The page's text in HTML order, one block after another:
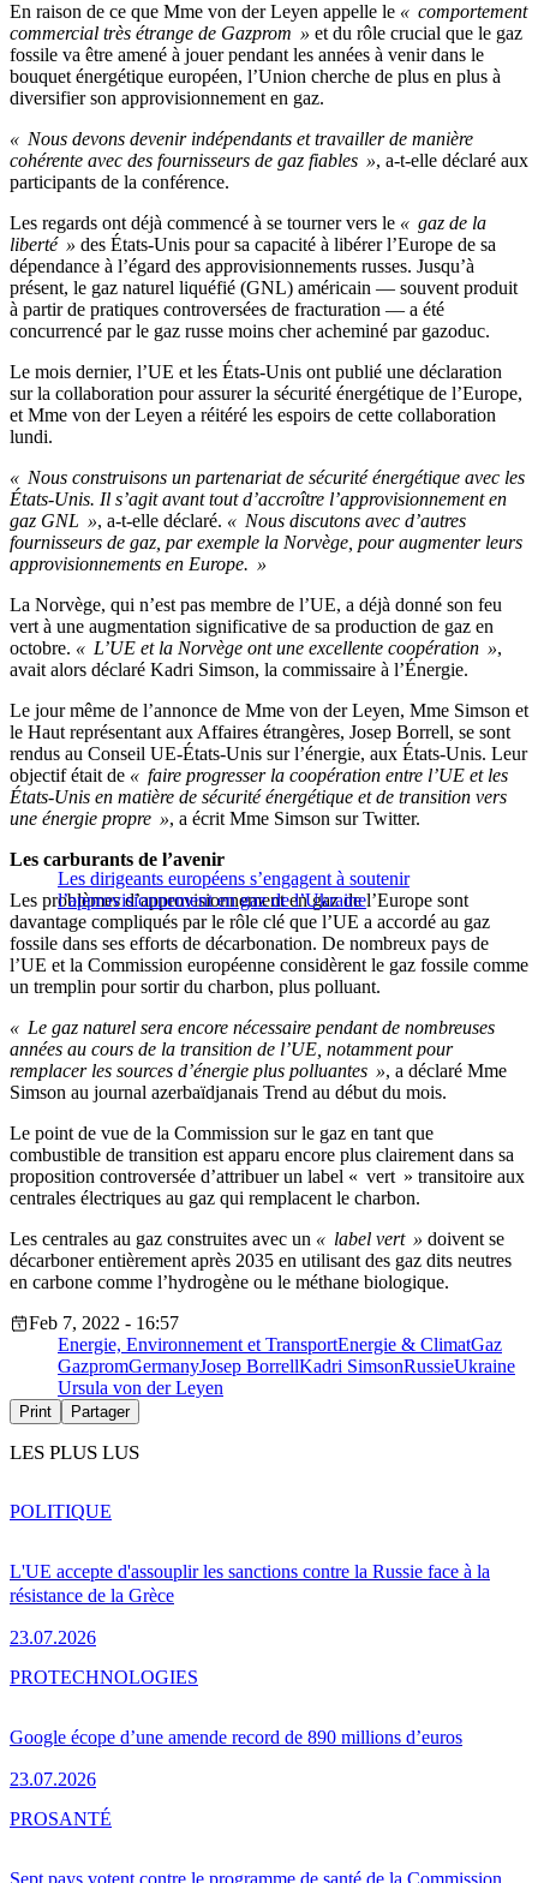
En raison de ce que Mme von der Leyen appelle le « comportement
commercial très étrange de Gazprom » et du rôle crucial que le gaz
fossile va être amené à jouer pendant les années à venir dans le
bouquet énergétique européen, l’Union cherche de plus en plus à
diversifier son approvisionnement en gaz.
« Nous devons devenir indépendants et travailler de manière
cohérente avec des fournisseurs de gaz fiables », a-t-elle déclaré aux
participants de la conférence.
Les regards ont déjà commencé à se tourner vers le « gaz de la
liberté » des États-Unis pour sa capacité à libérer l’Europe de sa
dépendance à l’égard des approvisionnements russes. Jusqu’à
présent, le gaz naturel liquéfié (GNL) américain — souvent produit
à partir de pratiques controversées de fracturation — a été
concurrencé par le gaz russe moins cher acheminé par gazoduc.
Le mois dernier, l’UE et les États-Unis ont publié une déclaration
sur la collaboration pour assurer la sécurité énergétique de l’Europe,
et Mme von der Leyen a réitéré les espoirs de cette collaboration
lundi.
« Nous construisons un partenariat de sécurité énergétique avec les
États-Unis. Il s’agit avant tout d’accroître l’approvisionnement en
gaz GNL », a-t-elle déclaré. « Nous discutons avec d’autres
fournisseurs de gaz, par exemple la Norvège, pour augmenter leurs
approvisionnements en Europe. »
La Norvège, qui n’est pas membre de l’UE, a déjà donné son feu
vert à une augmentation significative de sa production de gaz en
octobre. « L’UE et la Norvège ont une excellente coopération »,
avait alors déclaré Kadri Simson, la commissaire à l’Énergie.
Le jour même de l’annonce de Mme von der Leyen, Mme Simson et
le Haut représentant aux Affaires étrangères, Josep Borrell, se sont
rendus au Conseil UE-États-Unis sur l’énergie, aux États-Unis. Leur
objectif était de « faire progresser la coopération entre l’UE et les
États-Unis en matière de sécurité énergétique et de transition vers
une énergie propre », a écrit Mme Simson sur Twitter.
Les dirigeants européens s’engagent à soutenir
l’approvisionnement en gaz de l’Ukraine
Les carburants de l’avenir
Les problèmes d’approvisionnement en gaz de l’Europe sont
davantage compliqués par le rôle clé que l’UE a accordé au gaz
fossile dans ses efforts de décarbonation. De nombreux pays de
l’UE et la Commission européenne considèrent le gaz fossile comme
un tremplin pour sortir du charbon, plus polluant.
« Le gaz naturel sera encore nécessaire pendant de nombreuses
années au cours de la transition de l’UE, notamment pour
remplacer les sources d’énergie plus polluantes », a déclaré Mme
Simson au journal azerbaïdjanais Trend au début du mois.
Le point de vue de la Commission sur le gaz en tant que
combustible de transition est apparu encore plus clairement dans sa
proposition controversée d’attribuer un label « vert » transitoire aux
centrales électriques au gaz qui remplacent le charbon.
Les centrales au gaz construites avec un « label vert » doivent se
décarboner entièrement après 2035 en utilisant des gaz dits neutres
en carbone comme l’hydrogène ou le méthane biologique.
Feb 7, 2022 - 16:57
Energie, Environnement et TransportEnergie & ClimatGaz
GazpromGermanyJosep BorrellKadri SimsonRussieUkraine
Ursula von der Leyen
Print Partager
LES PLUS LUS
L'UE accepte d'assouplir les sanctions contre la Russie face à la
résistance de la Grèce
23.07.2026
POLITIQUE
Google écope d’une amende record de 890 millions d’euros
23.07.2026
PROTECHNOLOGIES
Sept pays votent contre le programme de santé de la Commission
PROSANTÉ